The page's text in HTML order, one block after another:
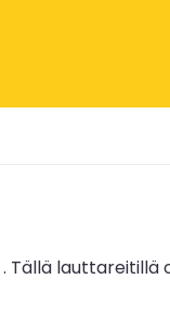
. Tällä lauttareitillä